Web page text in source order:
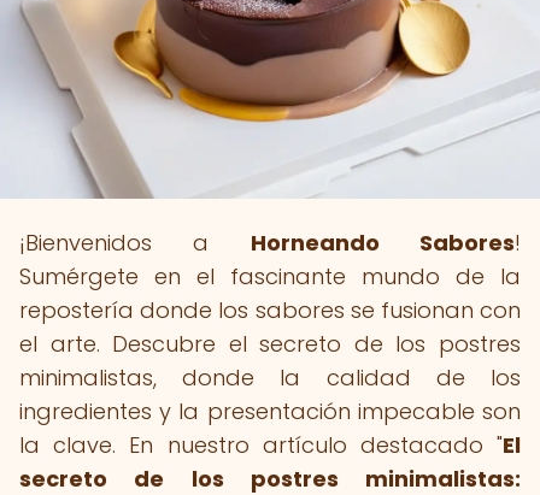
¡Bienvenidos a Horneando Sabores!
Sumérgete en el fascinante mundo de la
repostería donde los sabores se fusionan con
el arte. Descubre el secreto de los postres
minimalistas, donde la calidad de los
ingredientes y la presentación impecable son
la clave. En nuestro artículo destacado "El
secreto de los postres minimalistas: